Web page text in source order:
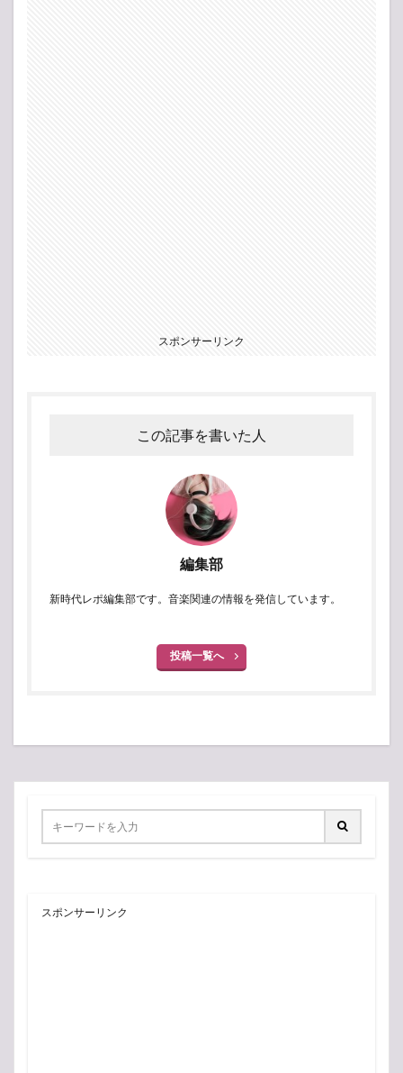
スポンサーリンク
この記事を書いた人
編集部
新時代レポ編集部です。音楽関連の情報を発信しています。
投稿一覧へ
スポンサーリンク